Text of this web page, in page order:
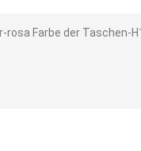
Farbe der Taschen-